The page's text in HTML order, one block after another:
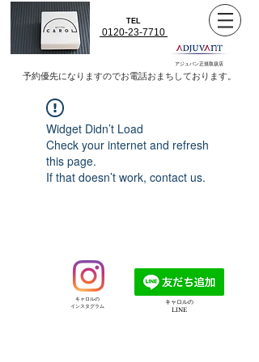
TEL
0120-23-7710
アジュバン正規取扱店
​予約優先になりますのでお電話おまちしております。
Widget Didn’t Load
Check your internet and refresh
this page.
If that doesn’t work, contact us.
​キャロルの
インスタグラム
​キャロルの
LINE